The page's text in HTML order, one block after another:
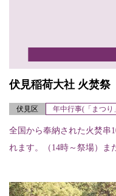
伏見稲荷大社 火焚祭
伏見区 年中行事(「まつり
全国から奉納された火焚串
れます。（14時～祭場）ま